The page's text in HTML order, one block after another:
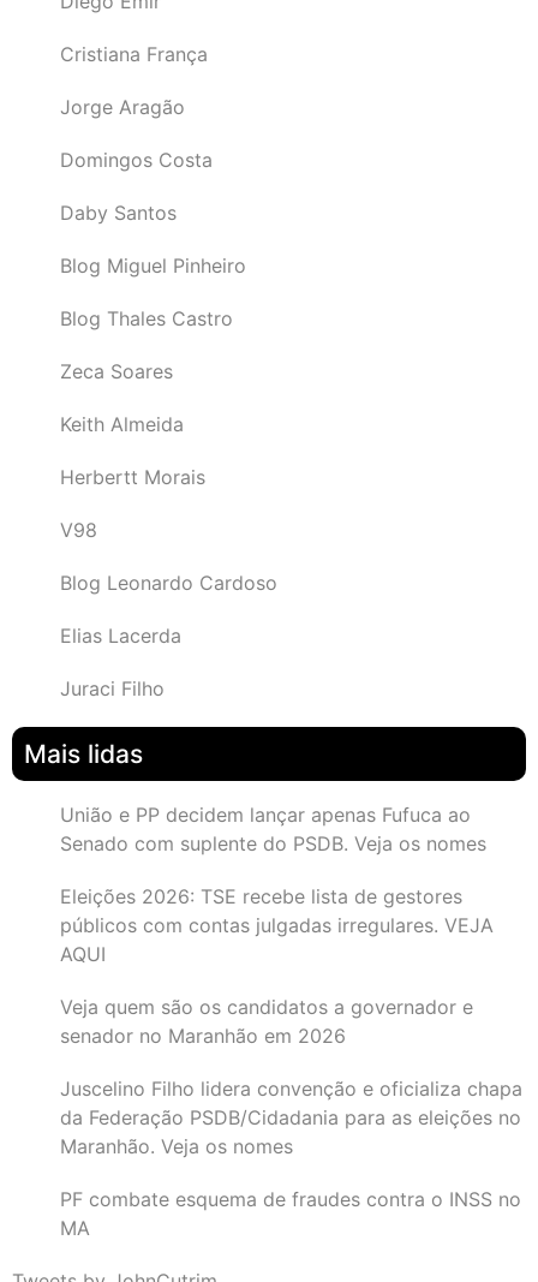
Cristiana França
Jorge Aragão
Domingos Costa
Daby Santos
Blog Miguel Pinheiro
Blog Thales Castro
Zeca Soares
Keith Almeida
Herbertt Morais
V98
Blog Leonardo Cardoso
Elias Lacerda
Juraci Filho
Mais lidas
União e PP decidem lançar apenas Fufuca ao
Senado com suplente do PSDB. Veja os nomes
Eleições 2026: TSE recebe lista de gestores
públicos com contas julgadas irregulares. VEJA
AQUI
Veja quem são os candidatos a governador e
senador no Maranhão em 2026
Juscelino Filho lidera convenção e oficializa chapa
da Federação PSDB/Cidadania para as eleições no
Maranhão. Veja os nomes
PF combate esquema de fraudes contra o INSS no
MA